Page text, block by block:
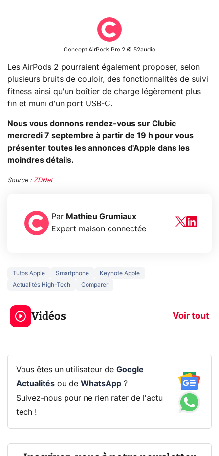
Concept AirPods Pro 2 © 52audio
Les AirPods 2 pourraient également proposer, selon
plusieurs bruits de couloir, des fonctionnalités de suivi
fitness ainsi qu'un boîtier de charge légèrement plus
fin et muni d'un port USB-C.
Nous vous donnons rendez-vous sur Clubic
mercredi 7 septembre à partir de 19 h pour vous
présenter toutes les annonces d'Apple dans les
moindres détails.
Source : ZDNet
Par Mathieu Grumiaux
Expert maison connectée
Tutos Apple Smartphone
Keynote Apple
Actualités High-Tech
Comparer
Vidéos Voir tout
5 générations de
jeux dans la
prochaine Xbox !
navigation
Vous êtes un utilisateur de Google
Actualitésou de WhatsApp?
Suivez-nous pour ne rien rater de l'actu
tech !